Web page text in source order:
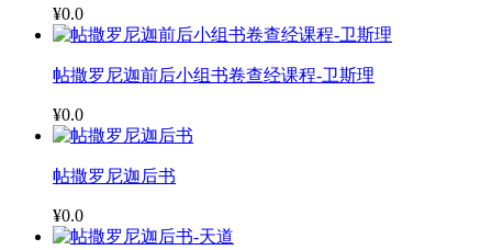
¥0.0
帖撒罗尼迦前后小组书卷查经课程-卫斯理
¥0.0
帖撒罗尼迦后书
¥0.0